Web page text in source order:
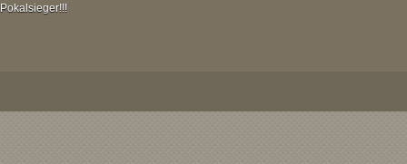
Pokalsieger!!!